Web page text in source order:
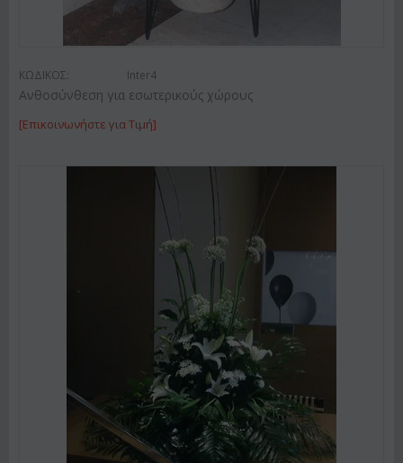
ΚΩΔΙΚΟΣ: Inter4
Ανθοσύνθεση για εσωτερικούς χώρους
[Επικοινωνήστε για Τιμή]